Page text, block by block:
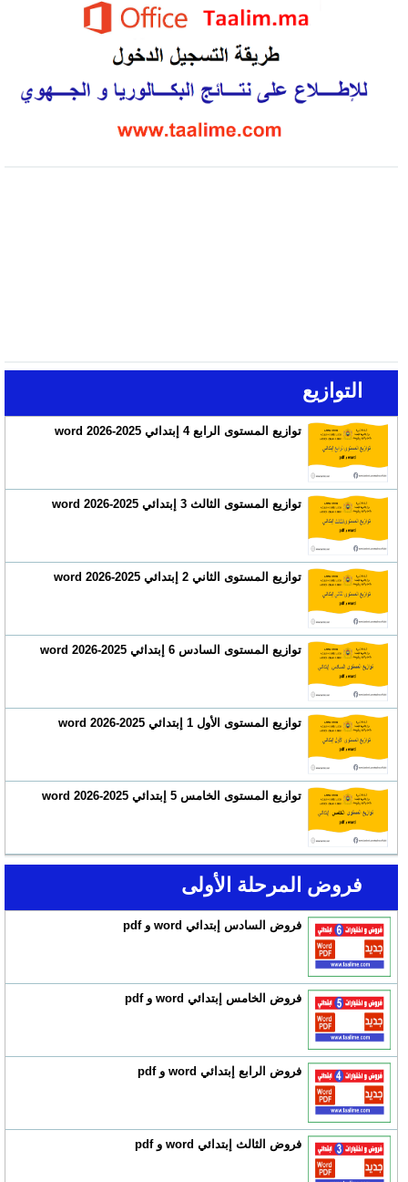
التوازيع
توازيع المستوى الرابع 4 إبتدائي 2025-2026 word
توازيع المستوى الثالث 3 إبتدائي 2025-2026 word
توازيع المستوى الثاني 2 إبتدائي 2025-2026 word
توازيع المستوى السادس 6 إبتدائي 2025-2026 word
توازيع المستوى الأول 1 إبتدائي 2025-2026 word
توازيع المستوى الخامس 5 إبتدائي 2025-2026 word
فروض المرحلة الأولى
فروض السادس إبتدائي word و pdf
فروض الخامس إبتدائي word و pdf
فروض الرابع إبتدائي word و pdf
فروض الثالث إبتدائي word و pdf